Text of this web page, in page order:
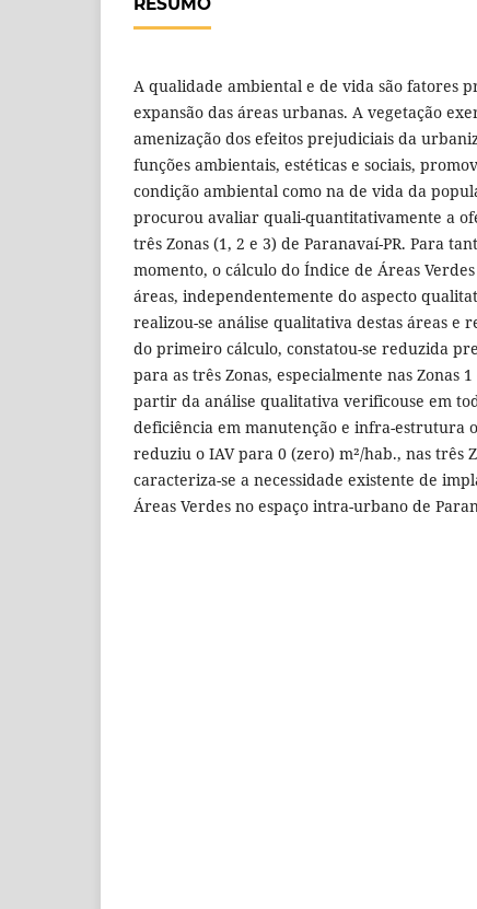
A qualidade ambiental e de vida são fatores
expansão das áreas urbanas. A vegetação
amenização dos efeitos prejudiciais da
funções ambientais, estéticas e sociais,
condição ambiental como na de vida da
procurou avaliar quali-quantitativamente a
três Zonas (1, 2 e 3) de Paranavaí-PR. Para
momento, o cálculo do Índice de Áreas
áreas, independentemente do aspecto
realizou-se análise qualitativa destas áreas e
do primeiro cálculo, constatou-se reduzida
para as três Zonas, especialmente nas Zonas
partir da análise qualitativa verificouse em
deficiência em manutenção e infra-estrutura
reduziu o IAV para 0 (zero) m²/hab., nas três
caracteriza-se a necessidade existente de
Áreas Verdes no espaço intra-urbano de